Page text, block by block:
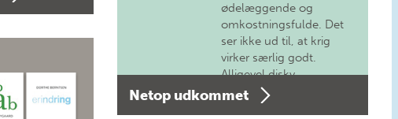
ødelæggende og
omkostningsfulde. Det
ser ikke ud til, at krig
virker særlig godt.
Alligevel diskv…
Netop udkommet